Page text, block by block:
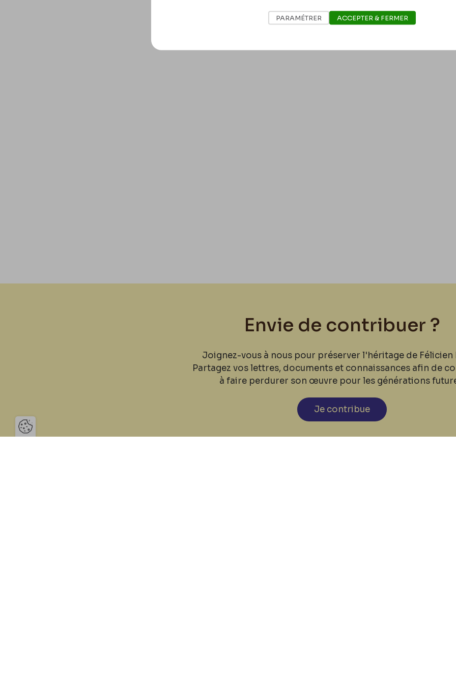
Envie de contribuer ?
Joignez-vous à nous pour préserver l'héritage de Félicien
Partagez vos lettres, documents et connaissances afin de
à faire perdurer son œuvre pour les générations
Je contribue
Ouvrir la barre de gestion des cookies
PARAMÉTRER ACCEPTER & FERMER